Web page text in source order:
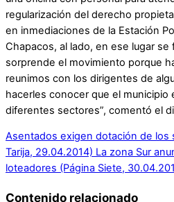
regularización del derecho
en inmediaciones de la Estación
Chapacos, al lado, en ese lugar se
sorprende el movimiento porque
reunimos con los dirigentes de
hacerles conocer que el municipio
diferentes sectores”, comentó el
Asentados exigen dotación de los
Tarija, 29.04.2014) La zona Sur
loteadores (Página Siete,
Contenido relacionado